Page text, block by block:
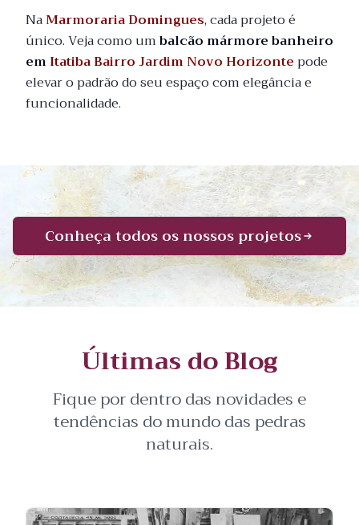
NaMarmoraria Domingues, cada projeto é
único. Veja como umbalcão mármore banheiro
emItatiba Bairro Jardim Novo Horizontepode
elevar o padrão do seu espaço com elegância e
funcionalidade.
Conheça todos os nossos projetos
Últimas do Blog
Fique por dentro das novidades e
tendências do mundo das pedras
naturais.